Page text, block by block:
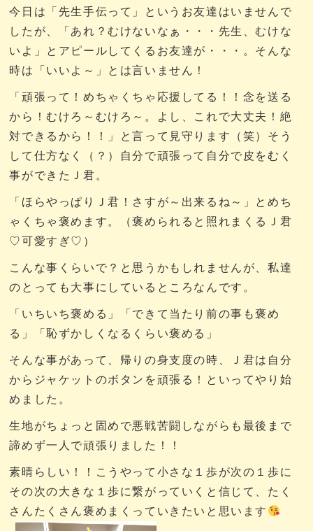
今日は「先生手伝って」というお友達はいませんで
したが、「あれ？むけないなぁ・・・先生、むけな
いよ」とアピールしてくるお友達が・・・。そんな
時は「いいよ～」とは言いません！
「頑張って！めちゃくちゃ応援してる！！念を送る
から！むけろ～むけろ～。よし、これで大丈夫！絶
対できるから！！」と言って見守ります（笑）そう
して仕方なく（？）自分で頑張って自分で皮をむく
事ができたＪ君。
「ほらやっぱりＪ君！さすが～出来るね～」とめち
ゃくちゃ褒めます。（褒められると照れまくるＪ君
♡可愛すぎ♡）
こんな事くらいで？と思うかもしれませんが、私達
のとっても大事にしているところなんです。
「いちいち褒める」「できて当たり前の事も褒め
る」「恥ずかしくなるくらい褒める」
そんな事があって、帰りの身支度の時、Ｊ君は自分
からジャケットのボタンを頑張る！といってやり始
めました。
生地がちょっと固めで悪戦苦闘しながらも最後まで
諦めず一人で頑張りました！！
素晴らしい！！こうやって小さな１歩が次の１歩に
その次の大きな１歩に繋がっていくと信じて、たく
さんたくさん褒めまくっていきたいと思います